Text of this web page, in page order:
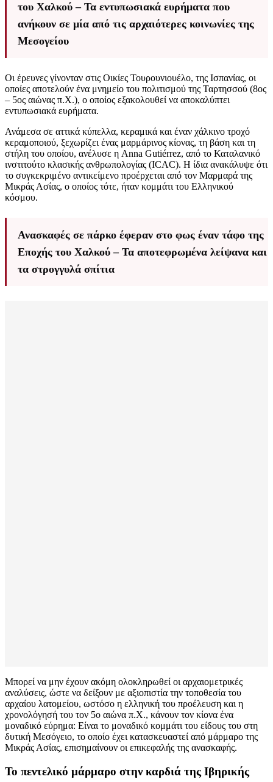
του Χαλκού – Τα εντυπωσιακά ευρήματα που
ανήκουν σε μία από τις αρχαιότερες κοινωνίες της
Μεσογείου
Oι έρευνες γίνονταν στις Οικίες Τουρουνιουέλο, της Ισπανίας, οι
οποίες αποτελούν ένα μνημείο του πολιτισμού της Ταρτησσού (8ος
– 5ος αιώνας π.Χ.), ο οποίος εξακολουθεί να αποκαλύπτει
εντυπωσιακά ευρήματα.
Ανάμεσα σε αττικά κύπελλα, κεραμικά και έναν χάλκινο τροχό
κεραμοποιού, ξεχωρίζει ένας μαρμάρινος κίονας, τη βάση και τη
στήλη του οποίου, ανέλυσε η Anna Gutiérrez, από το Καταλανικό
ινστιτούτο κλασικής ανθρωπολογίας (ICAC). Η ίδια ανακάλυψε ότι
το συγκεκριμένο αντικείμενο προέρχεται από τον Μαρμαρά της
Μικράς Ασίας, ο οποίος τότε, ήταν κομμάτι του Ελληνικού
κόσμου.
Ανασκαφές σε πάρκο έφεραν στο φως έναν τάφο της
Εποχής του Χαλκού – Τα αποτεφρωμένα λείψανα και
τα στρογγυλά σπίτια
Μπορεί να μην έχουν ακόμη ολοκληρωθεί οι αρχαιομετρικές
αναλύσεις, ώστε να δείξουν με αξιοπιστία την τοποθεσία του
αρχαίου λατομείου, ωστόσο η ελληνική του προέλευση και η
χρονολόγησή του τον 5ο αιώνα π.Χ., κάνουν τον κίονα ένα
μοναδικό εύρημα: Είναι το μοναδικό κομμάτι του είδους του στη
δυτική Μεσόγειο, το οποίο έχει κατασκευαστεί από μάρμαρο της
Μικράς Ασίας, επισημαίνουν οι επικεφαλής της ανασκαφής.
Το πεντελικό μάρμαρο στην καρδιά της Ιβηρικής